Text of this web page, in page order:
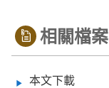
相關檔案
本文下載